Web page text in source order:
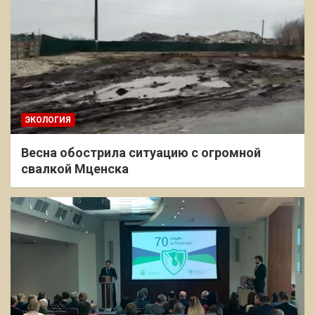
ЭКОЛОГИЯ
Весна обострила ситуацию с огромной
свалкой Мценска